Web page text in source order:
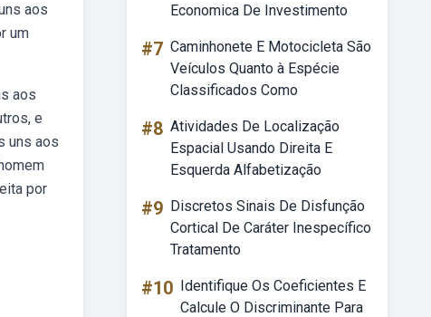
aos
um
aos
e
uns aos
por
Economica De Investimento
#7 Caminhonete E Motocicleta São
Veículos Quanto à Espécie
Classificados Como
#8 Atividades De Localização
Espacial Usando Direita E
Esquerda Alfabetização
#9 Discretos Sinais De Disfunção
Cortical De Caráter Inespecífico
Tratamento
#10 Identifique Os Coeficientes E
Calcule O Discriminante Para